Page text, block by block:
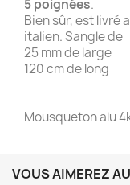
5 poignées.
Bien sûr, est livré
italien.Sangle de
25 mm de large
120 cm de long
Mousqueton alu
VOUS AIMEREZ